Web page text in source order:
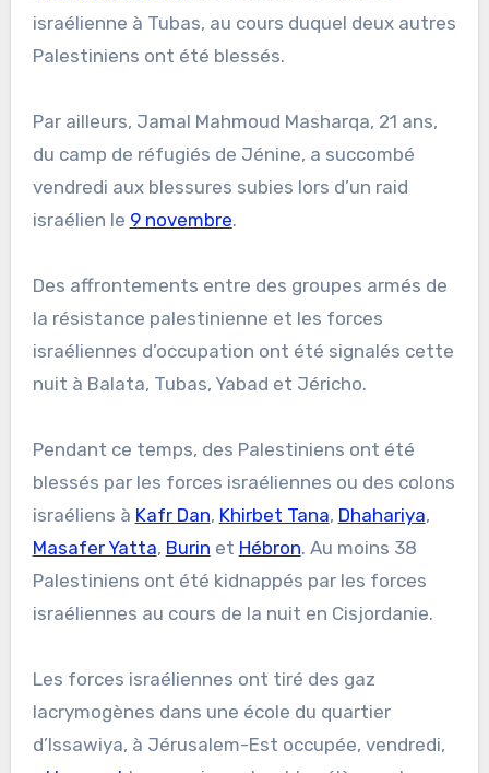
israélienne à Tubas, au cours duquel deux autres
Palestiniens ont été blessés.
Par ailleurs, Jamal Mahmoud Masharqa, 21 ans,
du camp de réfugiés de Jénine, a succombé
vendredi aux blessures subies lors d’un raid
israélien le 9 novembre.
Des affrontements entre des groupes armés de
la résistance palestinienne et les forces
israéliennes d’occupation ont été signalés cette
nuit à Balata, Tubas, Yabad et Jéricho.
Pendant ce temps, des Palestiniens ont été
blessés par les forces israéliennes ou des colons
israéliens à Kafr Dan, Khirbet Tana, Dhahariya,
Masafer Yatta, Burin et Hébron. Au moins 38
Palestiniens ont été kidnappés par les forces
israéliennes au cours de la nuit en Cisjordanie.
Les forces israéliennes ont tiré des gaz
lacrymogènes dans une école du quartier
d’Issawiya, à Jérusalem-Est occupée, vendredi,